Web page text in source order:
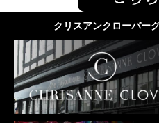
クリスアンクローバー